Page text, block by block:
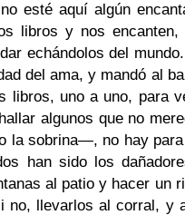
esté aquí algún
libros y nos
echándolos del
del ama, y mandó al
libros, uno a uno, para
algunos que no
sobrina—, no hay para
han sido los
al patio y hacer un
no, llevarlos al corral, y